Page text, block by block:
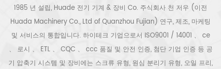
1985 년 설립, Huade 전기 기계 & 장비 Co. 주식회사 천 저우 (이전
Huada Machinery Co., Ltd of Quanzhou Fujian) 연구, 제조, 마케팅
및 서비스의 통합입니다. 하이테크 기업으로서 ISO9001 / 14001 、 ce
、 로시 、 ETL 、 CQC 、 ccc 품질 및 안전 인증, 첨단 기업 인증 등 공
기 압축기 시스템 및 장비에는 스크류 유형, 원심 분리기 유형, 오일 프리,